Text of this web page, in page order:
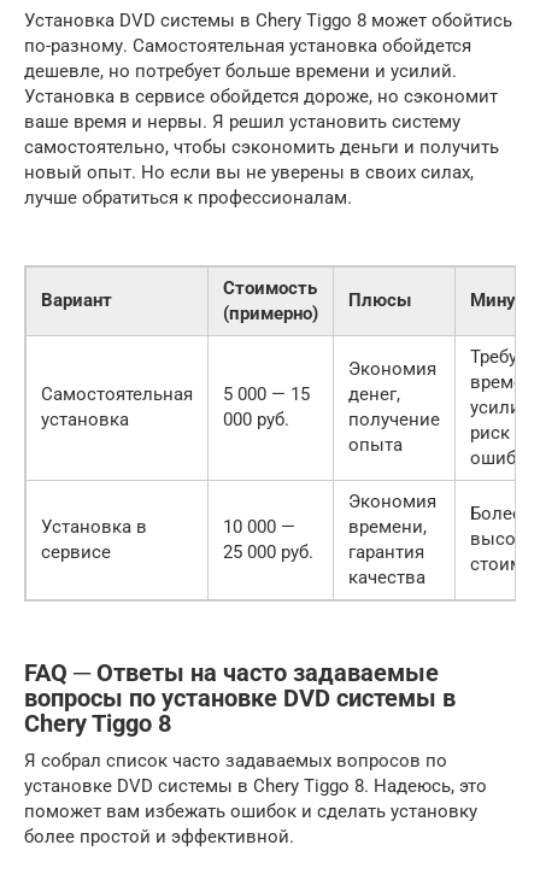
Установка DVD системы в Chery Tiggo 8 может обойтись
по-разному. Самостоятельная установка обойдется
дешевле, но потребует больше времени и усилий.
Установка в сервисе обойдется дороже, но сэкономит
ваше время и нервы. Я решил установить систему
самостоятельно, чтобы сэкономить деньги и получить
новый опыт. Но если вы не уверены в своих силах,
лучше обратиться к профессионалам.
Вариант
Стоимость
(примерно)
Плюсы Минусы
Самостоятельная
установка
5 000 — 15
000 руб.
Экономия
денег,
получение
опыта
Требует
усилий,
риск
ошибок
Установка в
сервисе
10 000 —
25 000 руб.
Экономия
времени,
гарантия
качества
Более
FAQ ─ Ответы на часто задаваемые
вопросы по установке DVD системы в
Chery Tiggo 8
Я собрал список часто задаваемых вопросов по
установке DVD системы в Chery Tiggo 8. Надеюсь, это
поможет вам избежать ошибок и сделать установку
более простой и эффективной.